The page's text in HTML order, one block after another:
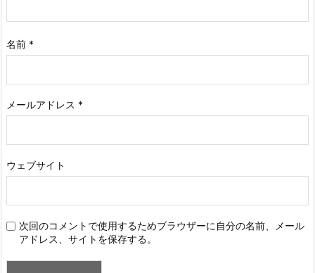
名前 *
メールアドレス *
ウェブサイト
次回のコメントで使用するためブラウザーに自分の名前、メール
アドレス、サイトを保存する。